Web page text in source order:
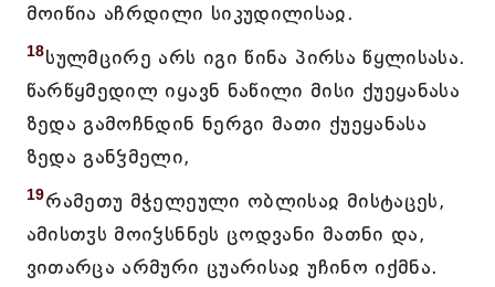
მოიწია აჩრდილი სიკუდილისაჲ.
18სულმცირე არს იგი წინა პირსა წყლისასა.
წარწყმედილ იყავნ ნაწილი მისი ქუეყანასა
ზედა გამოჩნდინ ნერგი მათი ქუეყანასა
ზედა განჴმელი,
19რამეთუ მჭელეული ობლისაჲ მისტაცეს,
ამისთჳს მოიჴსნნეს ცოდვანი მათნი და,
ვითარცა არმური ცუარისაჲ უჩინო იქმნა.